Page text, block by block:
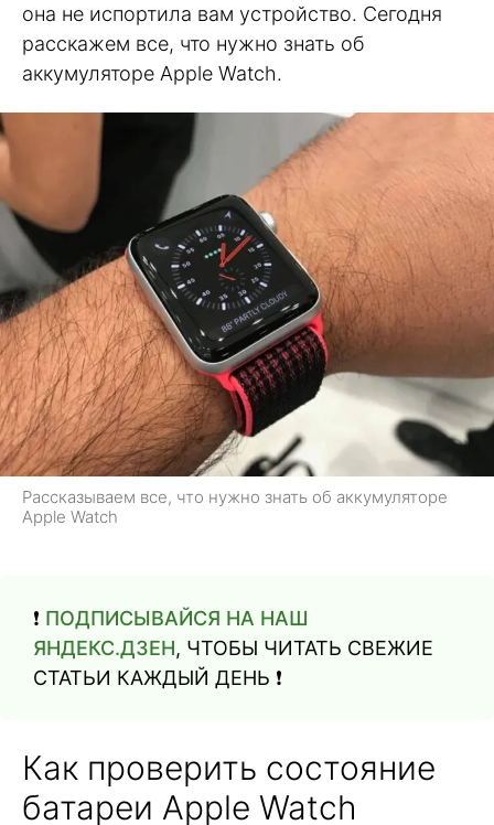
она не испортила вам устройство. Сегодня
расскажем все, что нужно знать об
аккумуляторе Apple Watch.
Рассказываем все, что нужно знать об аккумуляторе
Apple Watch
❗️ ПОДПИСЫВАЙСЯ НА НАШ
ЯНДЕКС.ДЗЕН, ЧТОБЫ ЧИТАТЬ СВЕЖИЕ
СТАТЬИ КАЖДЫЙ ДЕНЬ ❗️
Как проверить состояние
батареи Apple Watch